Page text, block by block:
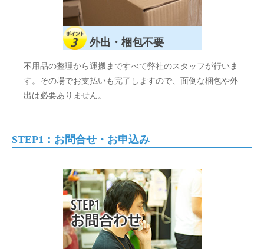
外出・梱包不要
不用品の整理から運搬まですべて弊社のスタッフが行いま
す。その場でお支払いも完了しますので、面倒な梱包や外
出は必要ありません。
STEP1：お問合せ・お申込み